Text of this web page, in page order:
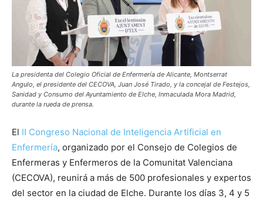
La presidenta del Colegio Oficial de Enfermería de Alicante, Montserrat
Angulo, el presidente del CECOVA, Juan José Tirado, y la concejal de Festejos,
Sanidad y Consumo del Ayuntamiento de Elche, Inmaculada Mora Madrid,
durante la rueda de prensa.
El II Congreso Nacional de Inteligencia Artificial en
Enfermería, organizado por el Consejo de Colegios de
Enfermeras y Enfermeros de la Comunitat Valenciana
(CECOVA), reunirá a más de 500 profesionales y expertos
del sector en la ciudad de Elche. Durante los días 3, 4 y 5